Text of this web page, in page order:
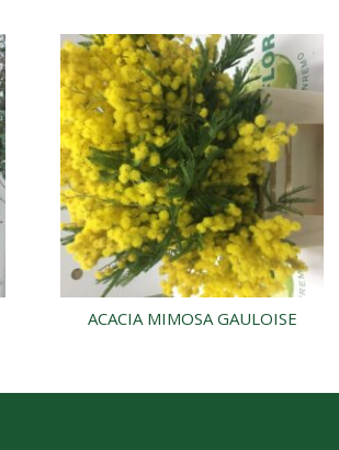
ACACIA MIMOSA GAULOISE